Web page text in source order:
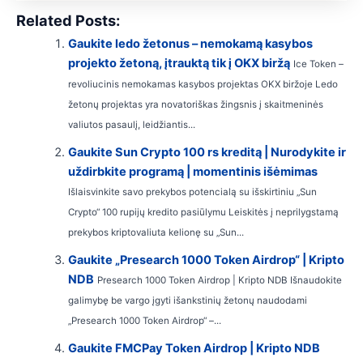
Related Posts:
Gaukite ledo žetonus – nemokamą kasybos
projekto žetoną, įtrauktą tik į OKX biržą Ice Token –
revoliucinis nemokamas kasybos projektas OKX biržoje Ledo
žetonų projektas yra novatoriškas žingsnis į skaitmeninės
valiutos pasaulį, leidžiantis...
Gaukite Sun Crypto 100 rs kreditą | Nurodykite ir
uždirbkite programą | momentinis išėmimas
Išlaisvinkite savo prekybos potencialą su išskirtiniu „Sun
Crypto“ 100 rupijų kredito pasiūlymu Leiskitės į neprilygstamą
prekybos kriptovaliuta kelionę su „Sun...
Gaukite „Presearch 1000 Token Airdrop“ | Kripto
NDB Presearch 1000 Token Airdrop | Kripto NDB Išnaudokite
galimybę be vargo įgyti išankstinių žetonų naudodami
„Presearch 1000 Token Airdrop“ –...
Gaukite FMCPay Token Airdrop | Kripto NDB